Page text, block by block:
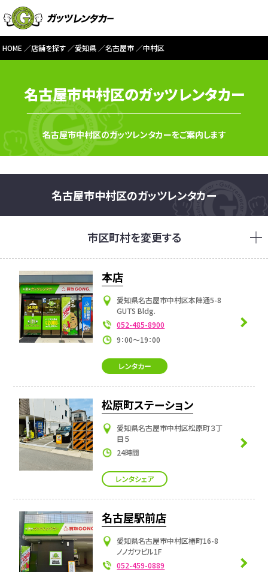
HOME 店舗を探す 愛知県 名古屋市 中村区
名古屋市中村区のガッツレンタカー
名古屋市中村区のガッツレンタカーをご案内します
名古屋市中村区のガッツレンタカー
市区町村を変更する
本店
愛知県名古屋市中村区本陣通5-8
GUTS Bldg.
052-485-8900
9：00～19：00
レンタカー
松原町ステーション
愛知県名古屋市中村区松原町３丁
目５
24時間
レンタシェア
名古屋駅前店
愛知県名古屋市中村区椿町16-8
ノノガワビル1F
052-459-0889